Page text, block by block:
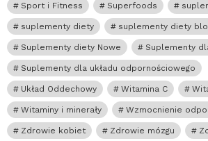
Sport i Fitness Superfoods
suplementy diety suplementy diety
Suplementy diety Nowe Suplementy
Suplementy dla układu odpornościowego
Układ Oddechowy Witamina C
Witaminy i minerały Wzmocnienie
Zdrowie kobiet Zdrowie mózgu